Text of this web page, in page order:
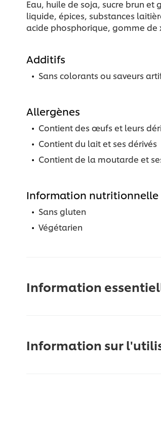
Eau, huile de soja, sucre brun
liquide, épices, substances
acide phosphorique, gomme de
Additifs
Sans colorants ou saveurs
Allergènes
Contient des œufs et leurs
Contient du lait et ses dérivés
Contient de la moutarde et
Information nutritionnelle
Sans gluten
Végétarien
Information
Information sur